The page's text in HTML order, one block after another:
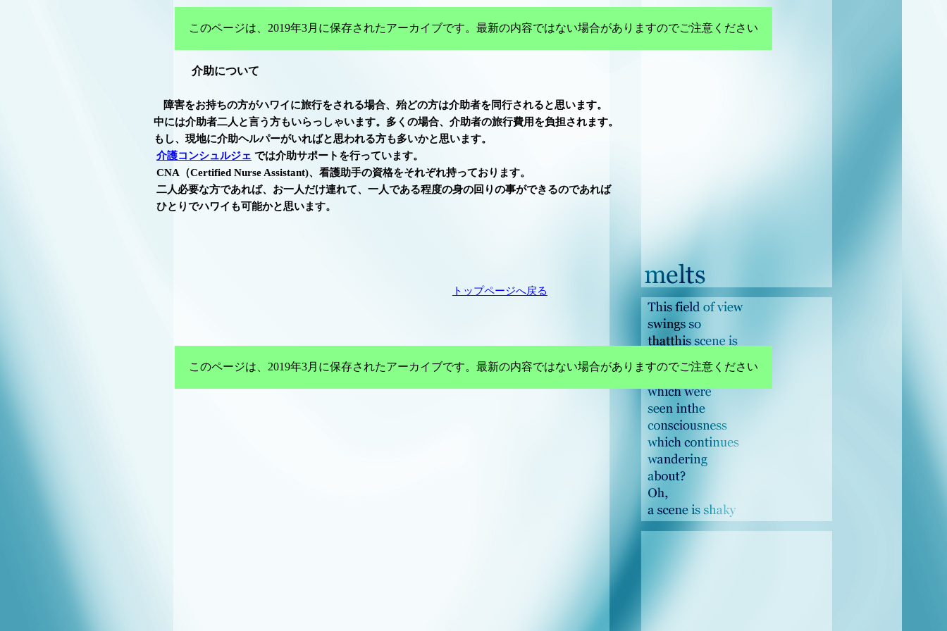
このページは、2019年3月に保存されたアーカイブです。最新の内容ではない場合がありますのでご注意ください
介助について
障害をお持ちの方がハワイに旅行をされる場合、殆どの方は介助者を同行されると思います。
中には介助者二人と言う方もいらっしゃいます。多くの場合、介助者の旅行費用を負担されます。
もし、現地に介助ヘルパーがいればと思われる方も多いかと思います。
介護コンシュルジェ では介助サポートを行っています。
CNA（Certified Nurse Assistant)、看護助手の資格をそれぞれ持っております。
二人必要な方であれば、お一人だけ連れて、一人である程度の身の回りの事ができるのであれば
ひとりでハワイも可能かと思います。
トップページへ戻る
このページは、2019年3月に保存されたアーカイブです。最新の内容ではない場合がありますのでご注意ください